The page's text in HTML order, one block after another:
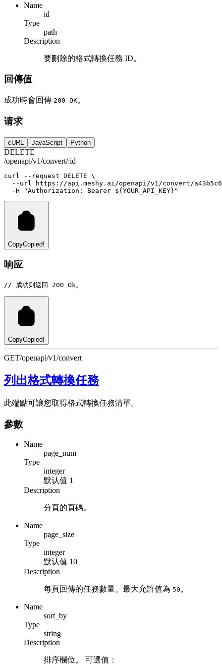
Name
id
Type
path
Description
要刪除的格式轉換任務 ID。
回傳值
成功時會回傳 200 OK。
请求
cURL JavaScript Python
DELETE
/openapi/v1/convert/:id
curl --request DELETE \
--url
https://api.meshy.ai/openapi/v1/convert/
-H
"Authorization: Bearer ${YOUR_API_KEY}"
CopyCopied!
响应
// 成功则返回 200 Ok。
CopyCopied!
GET/openapi/v1/convert
列出格式轉換任務
此端點可讓您取得格式轉換任務清單。
參數
Name
page_num
Type
integer
默认值 1
Description
分頁的頁碼。
Name
page_size
Type
integer
默认值 10
Description
每頁回傳的任務數量。最大允許值為 50 。
Name
sort_by
Type
string
Description
排序欄位。 可選值：